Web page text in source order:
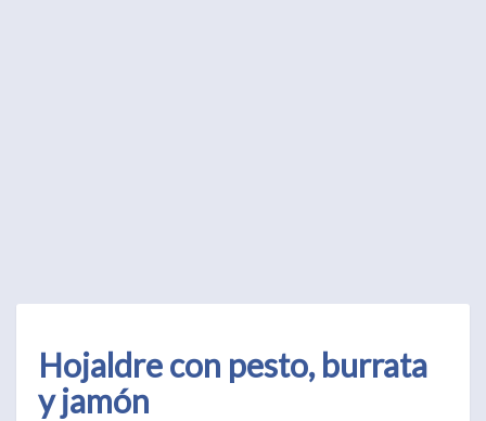
Hojaldre con pesto, burrata
y jamón